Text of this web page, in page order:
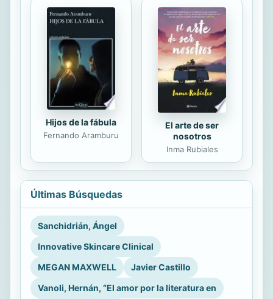
Hijos de la fábula
Fernando Aramburu
El arte de ser
nosotros
Inma Rubiales
Últimas Búsquedas
Sanchidrián, Ángel
Innovative Skincare Clinical
MEGAN MAXWELL
Javier Castillo
Vanoli, Hernán, “El amor por la literatura en